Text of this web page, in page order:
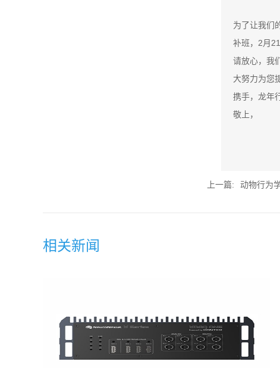
为了让我们
补班，2月
请放心，我
大努力为您
携手，龙年
敬上，
上一篇: 动物行为
相关新闻